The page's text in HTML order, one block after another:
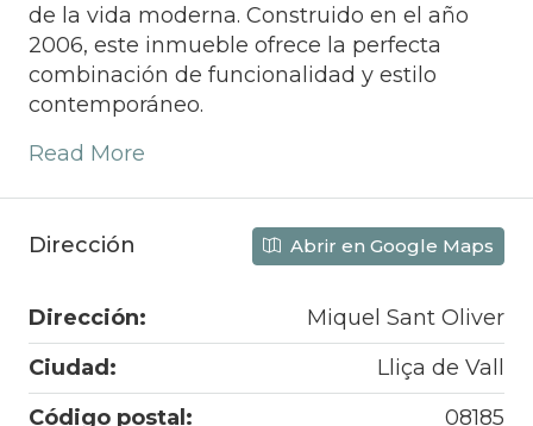
de la vida moderna. Construido en el año
2006, este inmueble ofrece la perfecta
combinación de funcionalidad y estilo
contemporáneo.
Read More
Dirección Abrir en Google Maps
Dirección:
Miquel Sant Oliver
Ciudad:
Lliça de Vall
Código postal:
08185